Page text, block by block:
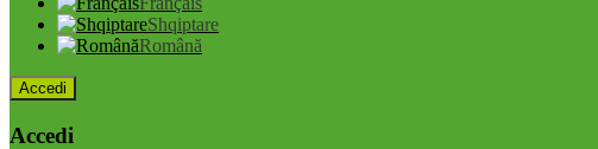
Shqiptare
Română
Accedi
Accedi